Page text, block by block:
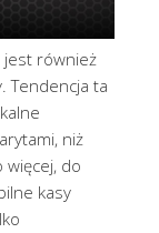
jest również
Tendencja ta
niż
więcej, do
kasy